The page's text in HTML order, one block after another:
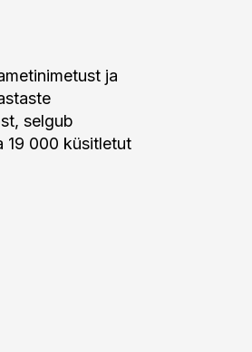
ja
selgub
19 000 küsitletut